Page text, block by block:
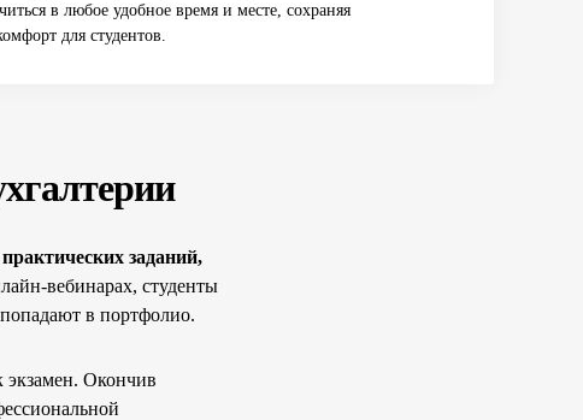
в любое удобное время и месте, сохраняя
для студентов.
практических заданий,
вебинарах, студенты
в портфолио.
экзамен. Окончив